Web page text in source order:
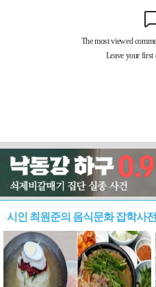
시인 최원준의 음식문화 잡학사전